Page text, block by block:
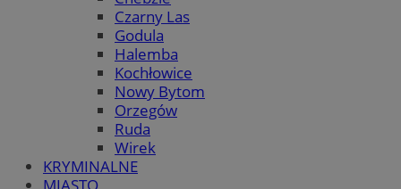
Czarny Las
Godula
Halemba
Kochłowice
Nowy Bytom
Orzegów
Ruda
Wirek
KRYMINALNE